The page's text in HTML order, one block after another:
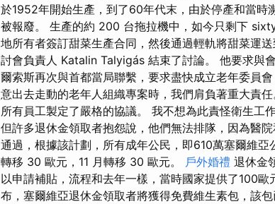
於1952年開始生產，到了60年代末，由於停產和當
被報廢。 生產的約 200 台拖拉機中，如今只剩下
地所有者簽訂甜菜生產合同，然後通過輕軌將甜菜運
討會負責人 Katalin Talyigás 結束了討論。 他要求與
爾索斯再次與首都當局聯繫，要求盡快成立老年委員
意出去走動的老年人組織專案時，我們肩負著重大責
所有員工製定了嚴格的協議。 我不想為此責怪衛生工
但許多退休金領取者抱怨說，他們無法排隊，因為醫
通過，根據該計劃，所有成年公民，即610萬塞爾維
轉移 30 歐元，11 月轉移 30 歐元。 戶外婚禮 退休金
以申請補貼，流程和去年一樣，當時國家提供了100
布，塞爾維亞退休金領取者將獲得免費維生素包，該